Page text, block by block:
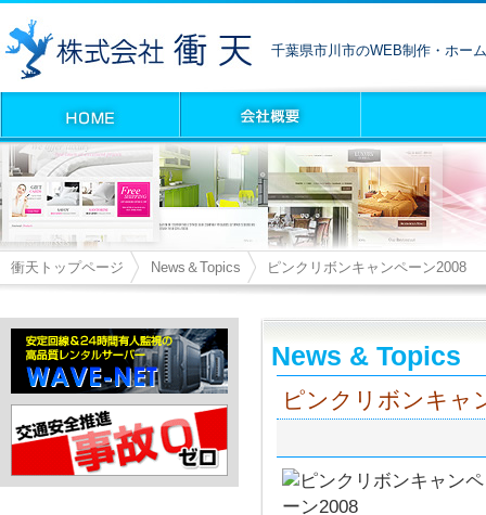
千葉県市川市のWEB制作・ホー
衝天トップページ News＆Topics ピンクリボンキャンペーン2008
News & Topics
ピンクリボンキャ